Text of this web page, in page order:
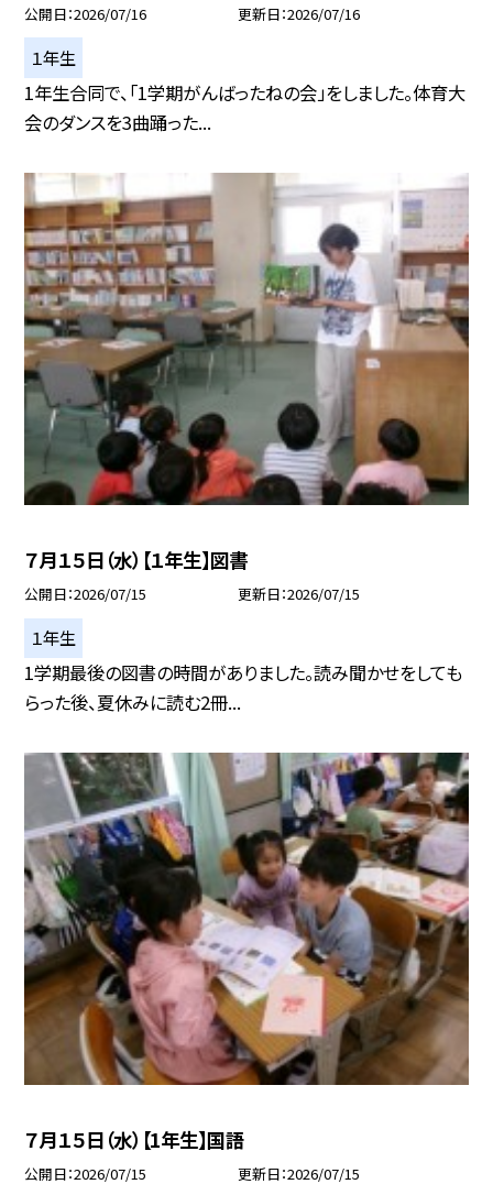
公開日 2026/07/16 更新日 2026/07/16
１年生
1年生合同で、「1学期がんばったねの会」をしました。体育大
会のダンスを3曲踊った...
７月１５日（水）【１年生】図書
公開日 2026/07/15 更新日 2026/07/15
１年生
1学期最後の図書の時間がありました。読み聞かせをしても
らった後、夏休みに読む2冊...
７月１５日（水）【1年生】国語
公開日 2026/07/15 更新日 2026/07/15